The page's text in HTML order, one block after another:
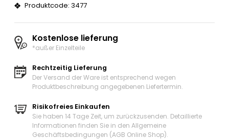
Produktcode: 3477
Kostenlose lieferung
*außer Einzelteile
Rechtzeitig Lieferung
Der Versand der Ware ist entsprechend wegen
Produktbeschreibung angegebenen Liefertermin.
Risikofreies Einkaufen
Sie haben 14 Tage Zeit, um zurückzusenden. Detaillierte
Informationen finden Sie in den Allgemeine
Geschäftsbedingungen (AGB Online Shop).